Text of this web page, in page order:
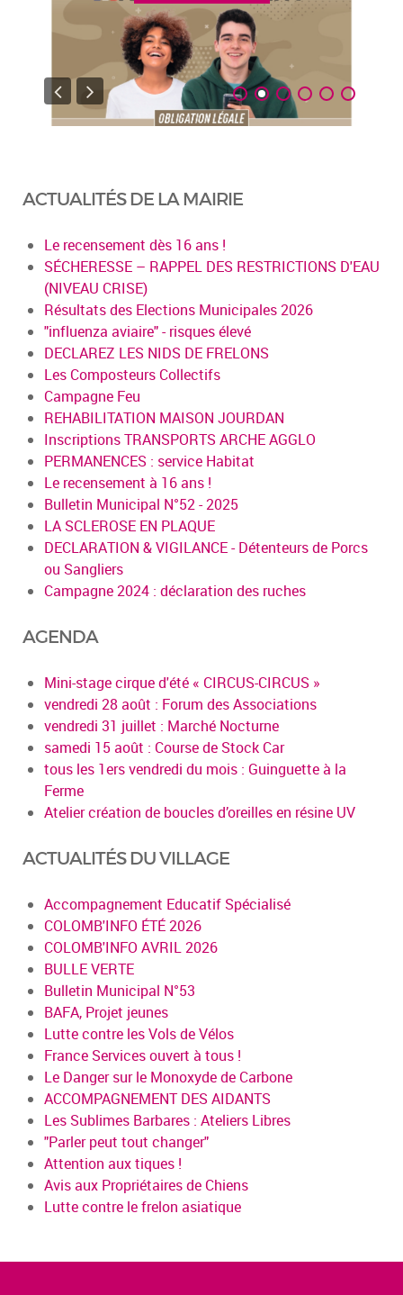
ACTUALITÉS DE LA MAIRIE
Le recensement dès 16 ans !
SÉCHERESSE – RAPPEL DES RESTRICTIONS D'EAU
(NIVEAU CRISE)
Résultats des Elections Municipales 2026
"influenza aviaire" - risques élevé
DECLAREZ LES NIDS DE FRELONS
Les Composteurs Collectifs
Campagne Feu
REHABILITATION MAISON JOURDAN
Inscriptions TRANSPORTS ARCHE AGGLO
PERMANENCES : service Habitat
Le recensement à 16 ans !
Bulletin Municipal N°52 - 2025
LA SCLEROSE EN PLAQUE
DECLARATION & VIGILANCE - Détenteurs de Porcs
ou Sangliers
Campagne 2024 : déclaration des ruches
AGENDA
Mini-stage cirque d'été « CIRCUS-CIRCUS »
vendredi 28 août : Forum des Associations
vendredi 31 juillet : Marché Nocturne
samedi 15 août : Course de Stock Car
tous les 1ers vendredi du mois : Guinguette à la
Ferme
Atelier création de boucles d’oreilles en résine UV
ACTUALITÉS DU VILLAGE
Accompagnement Educatif Spécialisé
COLOMB'INFO ÉTÉ 2026
COLOMB'INFO AVRIL 2026
BULLE VERTE
Bulletin Municipal N°53
BAFA, Projet jeunes
Lutte contre les Vols de Vélos
France Services ouvert à tous !
Le Danger sur le Monoxyde de Carbone
ACCOMPAGNEMENT DES AIDANTS
Les Sublimes Barbares : Ateliers Libres
"Parler peut tout changer"
Attention aux tiques !
Avis aux Propriétaires de Chiens
Lutte contre le frelon asiatique